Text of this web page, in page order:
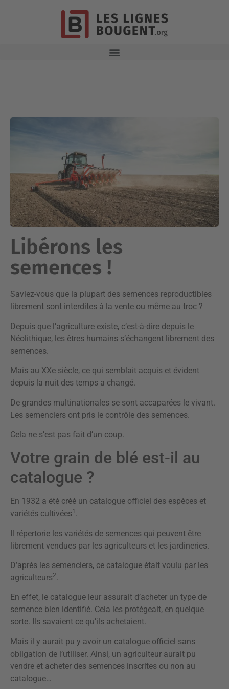
Libérons les
semences !
Saviez-vous que la plupart des semences reproductibles
librement sont interdites à la vente ou même au troc ?
Depuis que l’agriculture existe, c’est-à-dire depuis le
Néolithique, les êtres humains s’échangent librement des
semences.
Mais au XXe siècle, ce qui semblait acquis et évident
depuis la nuit des temps a changé.
De grandes multinationales se sont accaparées le vivant.
Les semenciers ont pris le contrôle des semences.
Cela ne s’est pas fait d’un coup.
Votre grain de blé est-il au
catalogue ?
En 1932 a été créé un catalogue officiel des espèces et
variétés cultivées1 .
Il répertorie les variétés de semences qui peuvent être
librement vendues par les agriculteurs et les jardineries.
D’après les semenciers, ce catalogue était voulu par les
agriculteurs2.
En effet, le catalogue leur assurait d’acheter un type de
semence bien identifié. Cela les protégeait, en quelque
sorte. Ils savaient ce qu’ils achetaient.
Mais il y aurait pu y avoir un catalogue officiel sans
obligation de l’utiliser. Ainsi, un agriculteur aurait pu
vendre et acheter des semences inscrites ou non au
catalogue…